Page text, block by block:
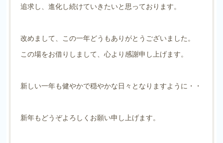
追求し、進化し続けていきたいと思っております。
改めまして、この一年どうもありがとうございました。
この場をお借りしまして、心より感謝申し上げます。
新しい一年も健やかで穏やかな日々となりますように・・
新年もどうぞよろしくお願い申し上げます。